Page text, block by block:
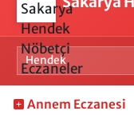
Annem Eczanesi